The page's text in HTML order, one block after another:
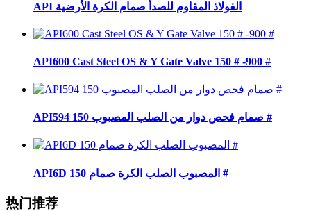
API الفولاذ المقاوم للصدأ صمام الكرة الأرضية
API600 Cast Steel OS & Y Gate Valve 150 # -900 #
API594 صمام فحص دوار من الصلب المصبوب 150 #
API6D المصبوب الصلب الكرة صمام 150 #
热门推荐